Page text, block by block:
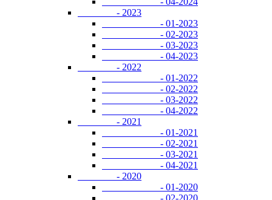
- 2023
- 01-2023
- 02-2023
- 03-2023
- 04-2023
- 2022
- 01-2022
- 02-2022
- 03-2022
- 04-2022
- 2021
- 01-2021
- 02-2021
- 03-2021
- 04-2021
- 2020
- 01-2020
- 02-2020